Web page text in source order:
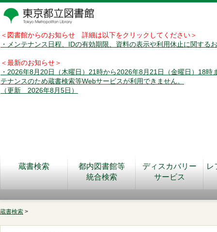
＜図書館からのお知らせ 詳細は以下をクリックしてください＞
・メンテナンス日程、IDの有効期限、資料の表示や利用休止に関する
＜最新のお知らせ＞
・2026年8月20日（木曜日）21時から2026年8月21日（金曜日）18時
テナンスのため蔵書検索等Webサービスが利用できません。
（更新 2026年8月5日）
蔵書検索
都内図書館等
統合検索
ディスカバリー
サービス
レ
蔵書検索 >